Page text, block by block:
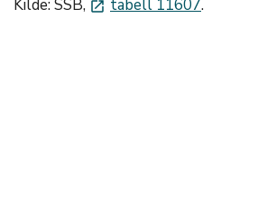
Kilde: SSB, launch tabell 11607.